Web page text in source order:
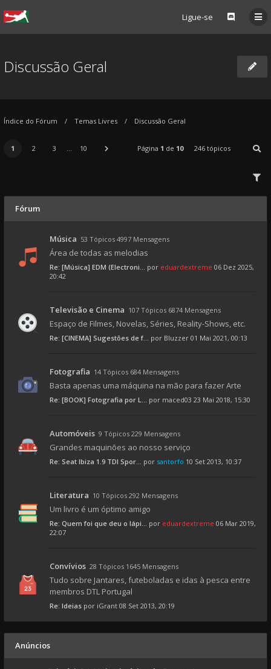
Ligue-se
Discussão Geral
Índice do Fórum Temas Livres Discussão Geral
1 2 3 ... 10 Página 1 de 10 246 tópicos
Fórum
Música 53 Tópicos 4997 Mensagens
Área de todas as melodias
Re: [Música] EDM (Electroni... por eduardextreme 06 Dez 2025,
20:42
Televisão e Cinema 107 Tópicos 6874 Mensagens
Espaço de Filmes, Novelas, Séries, Reality-Shows, etc.
Re: [CINEMA] Sugestões de f... por Bluzzer 01 Mai 2021, 00:13
Fotografia 14 Tópicos 684 Mensagens
Basta apenas uma máquina na mão para fazer Arte
Re: [BOOK] Fotografia por L... por maced03 23 Mai 2018, 15:30
Automóveis 9 Tópicos 229 Mensagens
Grandes maquinões ao nosso serviço
Re: Seat Ibiza 1.9 TDI Spor... por santorfo 10 Set 2013, 10:37
Literatura 10 Tópicos 292 Mensagens
Um livro é um óptimo amigo
Re: Quem foi que deu o lápi... por eduardextreme 06 Mar 2019,
22:07
Convívios 28 Tópicos 1645 Mensagens
Tudo sobre Jantares, futeboladas e idas à pesca entre
membros DTL Portugal
Re: Ideias por iGrant 08 Set 2013, 20:19
Anúncios